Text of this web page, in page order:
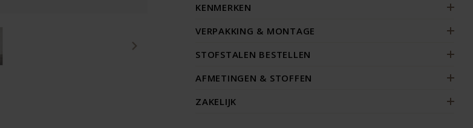
KENMERKEN
VERPAKKING & MONTAGE
STOFSTALEN BESTELLEN
AFMETINGEN & STOFFEN
ZAKELIJK